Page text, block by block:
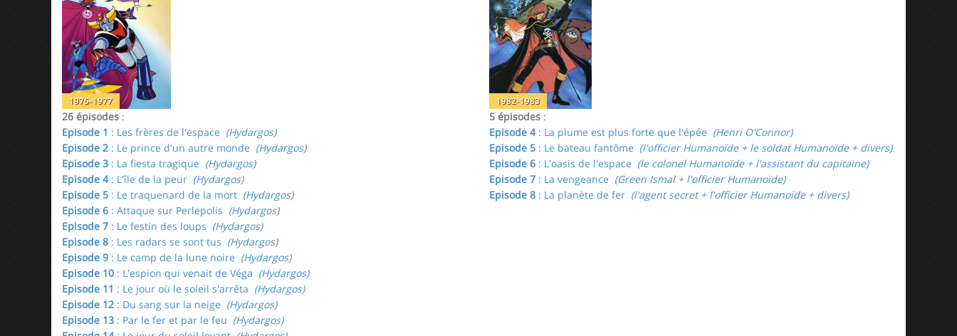
1975-1977
26 épisodes :
Episode 1 : Les frères de l'espace (Hydargos)
Episode 2 : Le prince d'un autre monde (Hydargos)
Episode 3 : La fiesta tragique (Hydargos)
Episode 4: L'île de la peur (Hydargos)
Episode 5 : Le traquenard de la mort (Hydargos)
Episode 6 : Attaque sur Perlepolis (Hydargos)
Episode 7 : Le festin des loups (Hydargos)
Episode 8 : Les radars se sont tus (Hydargos)
Episode 9 : Le camp de la lune noire (Hydargos)
Episode 10 : L'espion qui venait de Véga (Hydargos)
Episode 11 : Le jour où le soleil s'arrêta (Hydargos)
Episode 12 : Du sang sur la neige (Hydargos)
Episode 13 : Par le fer et par le feu (Hydargos)
1982-1983
5 épisodes :
Episode 4: La plume est plus forte que l'épée (Henri O'Connor)
Episode 5 : Le bateau fantôme (l'officier Humanoïde + le soldat Humanoïde + divers)
Episode 6 : L'oasis de l'espace (le colonel Humanoïde + l'assistant du capitaine)
Episode 7 : La vengeance (Green Ismal + l'officier Humanoïde)
Episode 8 : La planète de fer (l'agent secret + l'officier Humanoïde + divers)